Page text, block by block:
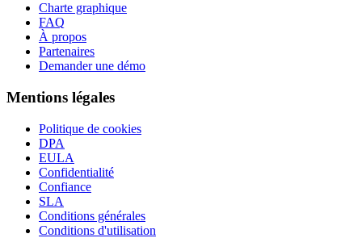
Charte graphique
FAQ
À propos
Partenaires
Demander une démo
Mentions légales
Politique de cookies
DPA
EULA
Confidentialité
Confiance
SLA
Conditions générales
Conditions d'utilisation